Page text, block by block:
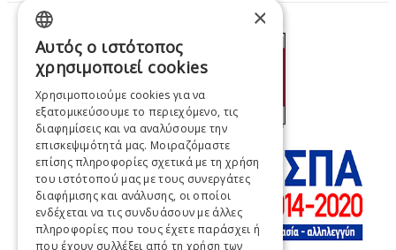
GREEK
FRENCH
ITALIAN
GERMAN
SPANISH
CHINESE (SIMPLIFIED)
×
Αυτός ο ιστότοπος
χρησιμοποιεί cookies
Χρησιμοποιούμε cookies για να
εξατομικεύσουμε το περιεχόμενο, τις
διαφημίσεις και να αναλύσουμε την
επισκεψιμότητά μας. Μοιραζόμαστε
επίσης πληροφορίες σχετικά με τη χρήση
του ιστότοπού μας με τους συνεργάτες
διαφήμισης και ανάλυσης, οι οποίοι
ενδέχεται να τις συνδυάσουν με άλλες
πληροφορίες που τους έχετε παράσχει ή
που έχουν συλλέξει από τη χρήση των